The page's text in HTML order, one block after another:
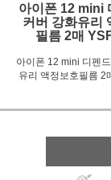
아이폰 12 mini
커버 강화유리
필름 2매
아이폰 12 mini 디펜
유리 액정보호필름 2